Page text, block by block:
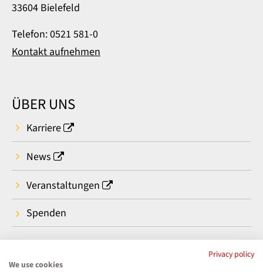
33604 Bielefeld
Telefon: 0521 581-0
Kontakt aufnehmen
ÜBER UNS
Karriere
News
Veranstaltungen
Spenden
Privacy policy
We use cookies